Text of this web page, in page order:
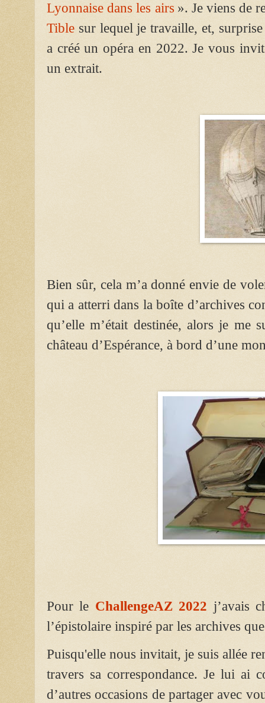
Lyonnaise dans les airs ». Je viens de
Tible sur lequel je travaille, et,
a créé un opéra en 2022. Je vous
un extrait.
Bien sûr, cela m’a donné envie de
qui a atterri dans la boîte d’archives
qu’elle m’était destinée, alors je me
château d’Espérance, à bord d’une
Pour le ChallengeAZ 2022 j’avais
l’épistolaire inspiré par les archives
Puisqu'elle nous invitait, je suis allée
travers sa correspondance. Je lui ai
d’autres occasions de partager avec